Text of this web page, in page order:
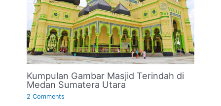
Kumpulan Gambar Masjid Terindah di
Medan Sumatera Utara
2 Comments